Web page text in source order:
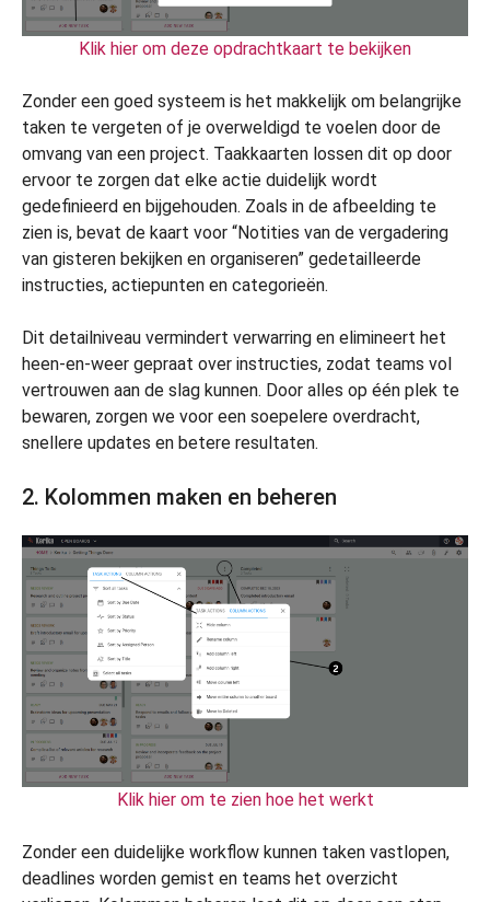
Klik hier om deze opdrachtkaart te bekijken
Zonder een goed systeem is het makkelijk om belangrijke
taken te vergeten of je overweldigd te voelen door de
omvang van een project. Taakkaarten lossen dit op door
ervoor te zorgen dat elke actie duidelijk wordt
gedefinieerd en bijgehouden. Zoals in de afbeelding te
zien is, bevat de kaart voor “Notities van de vergadering
van gisteren bekijken en organiseren” gedetailleerde
instructies, actiepunten en categorieën.
Dit detailniveau vermindert verwarring en elimineert het
heen-en-weer gepraat over instructies, zodat teams vol
vertrouwen aan de slag kunnen. Door alles op één plek te
bewaren, zorgen we voor een soepelere overdracht,
snellere updates en betere resultaten.
2. Kolommen maken en beheren
Klik hier om te zien hoe het werkt
Zonder een duidelijke workflow kunnen taken vastlopen,
deadlines worden gemist en teams het overzicht